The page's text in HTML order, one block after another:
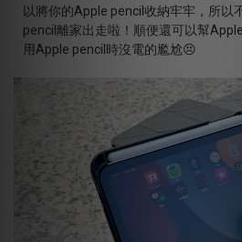
以將你的Apple pencil收納牢牢，所以
pencil離家出走啦！順便還可以幫
用Apple pencil時沒電的尷尬😣